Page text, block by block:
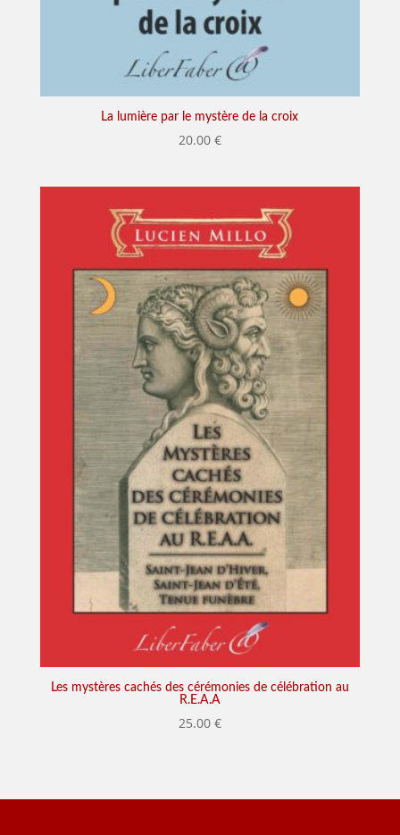
La lumière par le mystère de la croix
20.00 €
Les mystères cachés des cérémonies de célébration au
R.E.A.A
25.00 €